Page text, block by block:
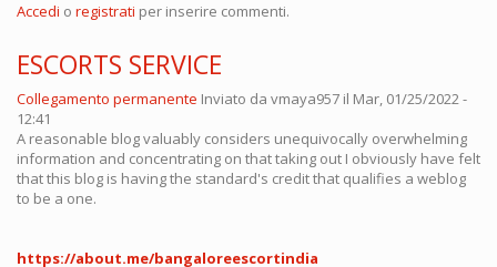
Accedi o registrati per inserire commenti.
ESCORTS SERVICE
Collegamento permanente Inviato da vmaya957 il Mar, 01/25/2022 -
12:41
A reasonable blog valuably considers unequivocally overwhelming
information and concentrating on that taking out I obviously have felt
that this blog is having the standard's credit that qualifies a weblog
to be a one.
https://about.me/bangaloreescortindia